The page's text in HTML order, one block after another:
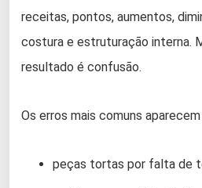
receitas, pontos, aumentos,
costura e estruturação interna.
resultado é confusão.
Os erros mais comuns aparecem
peças tortas por falta de